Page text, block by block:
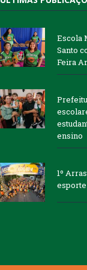
Escola
Santo
Feira
ensino
1º